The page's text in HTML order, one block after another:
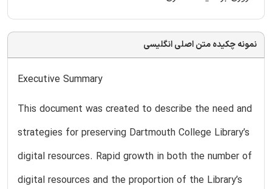
نمونه چکیده متن اصلی انگلیسی
Executive Summary
This document was created to describe the need and
strategies for preserving Dartmouth College Library’s
digital resources. Rapid growth in both the number of
digital resources and the proportion of the Library’s